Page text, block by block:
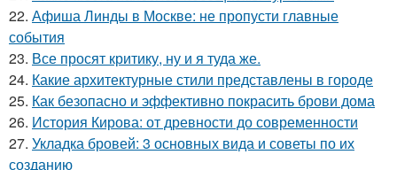
22. Афиша Линды в Москве: не пропусти главные
события
23. Все просят критику, ну и я туда же.
24. Какие архитектурные стили представлены в городе
25. Как безопасно и эффективно покрасить брови дома
26. История Кирова: от древности до современности
27. Укладка бровей: 3 основных вида и советы по их
созданию